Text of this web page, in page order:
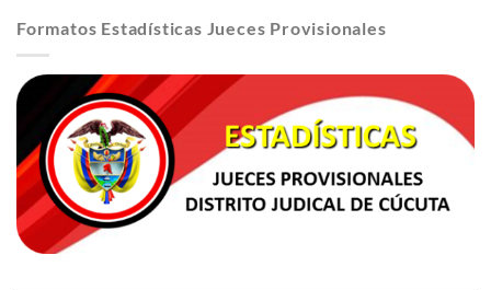
Formatos Estadísticas Jueces Provisionales